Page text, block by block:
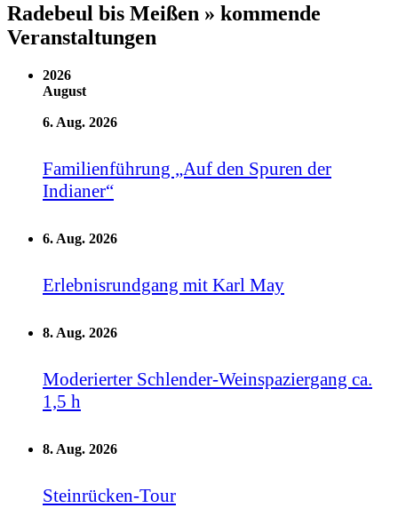
Radebeul bis Meißen » kommende
Veranstaltungen
2026
August
6. Aug. 2026
Familienführung „Auf den Spuren der
Indianer“
6. Aug. 2026
Erlebnisrundgang mit Karl May
8. Aug. 2026
Moderierter Schlender-Weinspaziergang ca.
1,5 h
8. Aug. 2026
Steinrücken-Tour